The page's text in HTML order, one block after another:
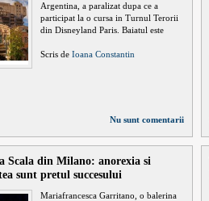
Argentina, a paralizat dupa ce a
participat la o cursa in Turnul Terorii
din Disneyland Paris. Baiatul este
Scris de Ioana Constantin
Nu sunt comentarii
Scala din Milano: anorexia si
sunt pretul succesului
Mariafrancesca Garritano, o balerina